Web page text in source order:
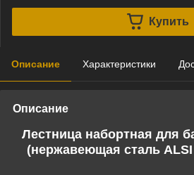
Купить
Описание Характеристики
Описание
Лестница набортная для
(нержавеющая сталь ALSI